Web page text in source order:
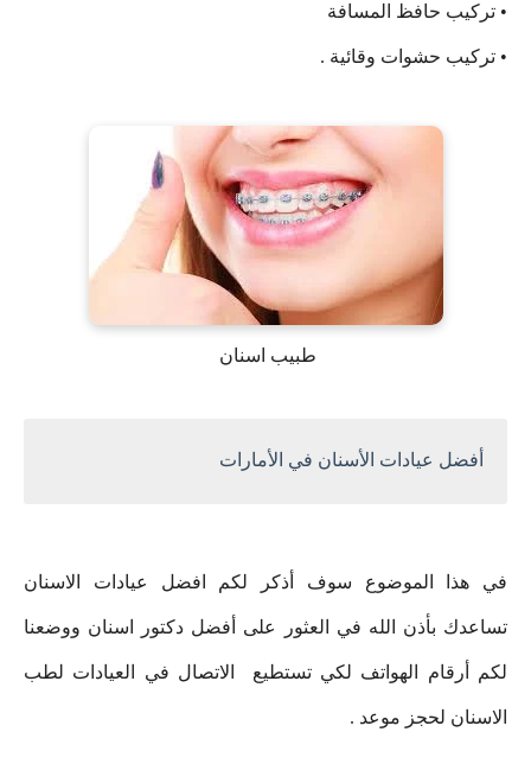
• تركيب حافظ المسافة
• تركيب حشوات وقائية .
طبيب اسنان
أفضل عيادات الأسنان في الأمارات
في هذا الموضوع سوف أذكر لكم افضل عيادات الاسنان
تساعدك بأذن الله في العثور على أفضل دكتور اسنان ووضعنا
لكم أرقام الهواتف لكي تستطيع الاتصال في العيادات لطب
الاسنان لحجز موعد .